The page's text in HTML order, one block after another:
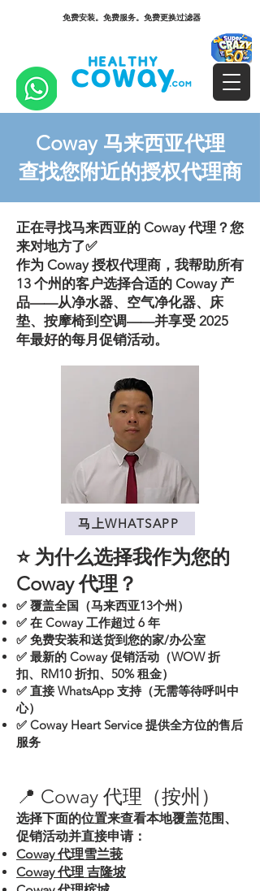
免费安装。免费服务。免费更换过滤器
Coway 马来西亚代理
查找您附近的授权代理商
正在寻找马来西亚的 Coway 代理？您
来对地方了✅
作为 Coway 授权代理商，我帮助所有
13 个州的客户选择合适的 Coway 产
品——从净水器、空气净化器、床
垫、按摩椅到空调——并享受 2025
年最好的每月促销活动。
马上WHATSAPP
⭐ 为什么选择我作为您的
Coway 代理？
✅ 覆盖全国（马来西亚13个州）
✅ 在 Coway 工作超过 6 年
✅ 免费安装和送货到您的家/办公室
✅ 最新的 Coway 促销活动（WOW 折
扣、RM10 折扣、50% 租金）
✅ 直接 WhatsApp 支持（无需等待呼叫中
心）
✅ Coway Heart Service 提供全方位的售后
服务
📍 Coway 代理（按州）
选择下面的位置来查看本地覆盖范围、
促销活动并直接申请：
Coway 代理雪兰莪
Coway 代理 吉隆坡